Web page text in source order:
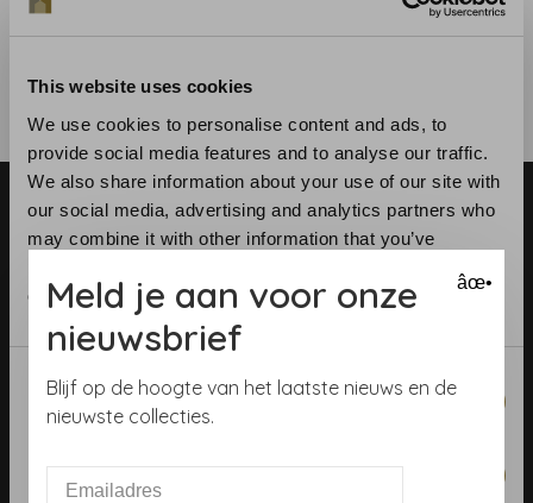
This website uses cookies
We use cookies to personalise content and ads, to
provide social media features and to analyse our traffic.
We also share information about your use of our site with
our social media, advertising and analytics partners who
may combine it with other information that you’ve
of their services.
Consent
Selection
Necessary
€206,00
Telefoon:+31 (0)23 531 90 08
Adres: Zijlstraat 83, Haarlem
âœ•
Meld je aan voor onze
nieuwsbrief
Blijf op de hoogte van het laatste nieuws en de
nieuwste collecties.